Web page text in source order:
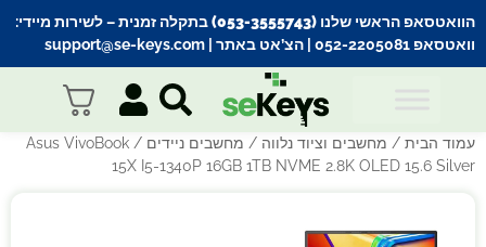
הוואטסאפ הראשי שלנו (053-3555743) בתקלה זמנית
– לשירות מיידי:
וואטסאפ 052-2205081
| הצ’אט באתר | support@se-keys.com
עמוד הבית / מחשבים וציוד נלווה / מחשבים ניידים
/ Asus VivoBook
15X I5-1340P 16GB 1TB NVME 2.8K OLED 15.6 Silver